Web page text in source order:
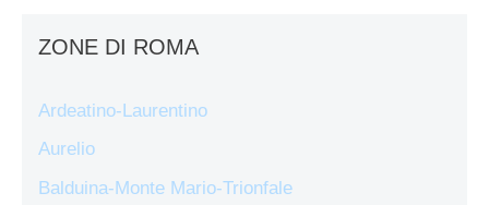
ZONE DI ROMA
Ardeatino-Laurentino
Aurelio
Balduina-Monte Mario-Trionfale